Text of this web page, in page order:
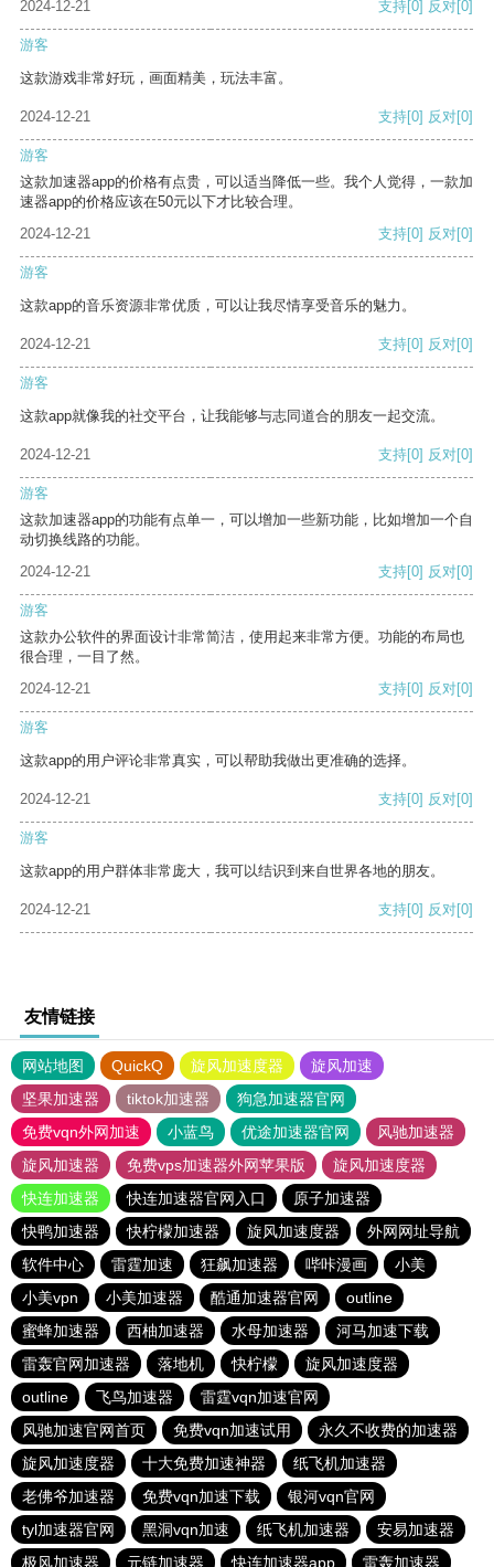
2024-12-21
支持[0] 反对[0]
游客
这款游戏非常好玩，画面精美，玩法丰富。
2024-12-21 支持[0] 反对[0]
游客
这款加速器app的价格有点贵，可以适当降低一些。我个人觉得，一款加
速器app的价格应该在50元以下才比较合理。
2024-12-21
支持[0] 反对[0]
游客
这款app的音乐资源非常优质，可以让我尽情享受音乐的魅力。
2024-12-21 支持[0] 反对[0]
游客
这款app就像我的社交平台，让我能够与志同道合的朋友一起交流。
2024-12-21 支持[0] 反对[0]
游客
这款加速器app的功能有点单一，可以增加一些新功能，比如增加一个自
动切换线路的功能。
2024-12-21
支持[0] 反对[0]
游客
这款办公软件的界面设计非常简洁，使用起来非常方便。功能的布局也
很合理，一目了然。
2024-12-21
支持[0] 反对[0]
游客
这款app的用户评论非常真实，可以帮助我做出更准确的选择。
2024-12-21 支持[0] 反对[0]
游客
这款app的用户群体非常庞大，我可以结识到来自世界各地的朋友。
2024-12-21 支持[0] 反对[0]
友情链接
网站地图 QuickQ 旋风加速度器
旋风加速
坚果加速器
tiktok加速器
狗急加速器官网
免费vqn外网加速
小蓝鸟 优途加速器官网
风驰加速器
旋风加速器
免费vps加速器外网苹果版
旋风加速度器
快连加速器
快连加速器官网入口
原子加速器
快鸭加速器
快柠檬加速器 旋风加速度器
外网网址导航
软件中心
雷霆加速 狂飙加速器 哔咔漫画
小美
小美vpn
小美加速器 酷通加速器官网
outline
蜜蜂加速器
西柚加速器 水母加速器
河马加速下载
雷轰官网加速器
落地机 快柠檬
旋风加速度器
outline
飞鸟加速器
雷霆vqn加速官网
风驰加速官网首页
免费vqn加速试用
永久不收费的加速器
旋风加速度器
十大免费加速神器
纸飞机加速器
老佛爷加速器
免费vqn加速下载
银河vqn官网
tyl加速器官网
黑洞vqn加速 纸飞机加速器
安易加速器
极风加速器
元链加速器 快连加速器app 雷轰加速器